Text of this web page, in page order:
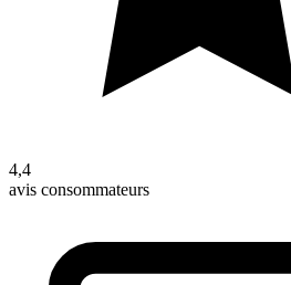
4,4
avis consommateurs